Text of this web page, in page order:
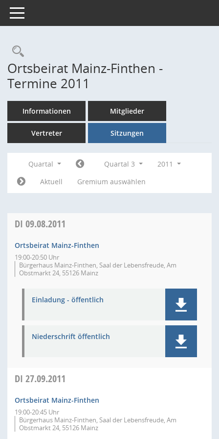
Toggle navigation
Rechercheauswahl
Ortsbeirat Mainz-Finthen -
Termine 2011
Informationen Mitglieder
Vertreter Sitzungen
Quartal Quartal 3
2011
Aktuell
Gremium auswählen
DI 09.08.2011
Ortsbeirat Mainz-Finthen
19:00-20:50 Uhr
Bürgerhaus Mainz-Finthen, Saal der Lebensfreude, Am
Obstmarkt 24, 55126 Mainz
Einladung - öffentlich
Niederschrift öffentlich
DI 27.09.2011
Ortsbeirat Mainz-Finthen
19:00-20:45 Uhr
Bürgerhaus Mainz-Finthen, Saal der Lebensfreude, Am
Obstmarkt 24, 55126 Mainz